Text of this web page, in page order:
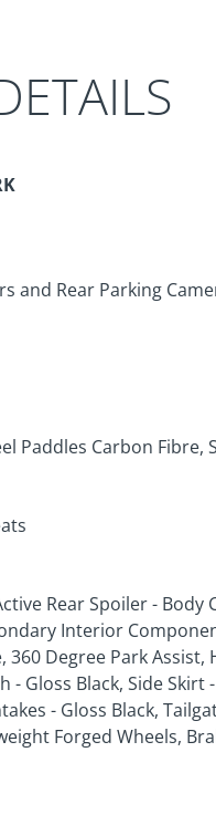
and Rear Parking
Paddles Carbon Fibre,
Rear Spoiler - Body
Interior
360 Degree Park Assist,
Gloss Black, Side Skirt
- Gloss Black,
Forged Wheels,